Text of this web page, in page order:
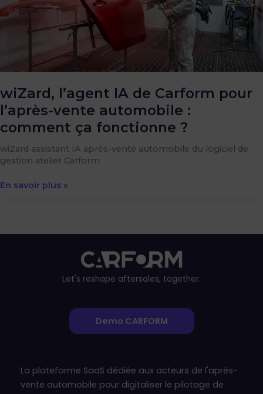
wiZard, l’agent IA de Carform pour
l’après-vente automobile :
comment ça fonctionne ?
wiZard assistant IA après-vente automobile du logiciel de
gestion atelier Carform
vente
fonctionne
En savoir plus »
Let's reshape aftersales, together.
Demo CARFORM
La plateforme SaaS dédiée aux acteurs de l'après-
vente automobile pour digitaliser le pilotage de